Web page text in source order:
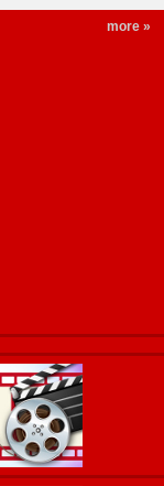
more »